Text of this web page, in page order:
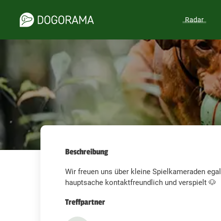
Radar
Beschreibung
Wir freuen uns über kleine Spielkameraden
hauptsache kontaktfreundlich und verspielt 🐶
Treffpartner